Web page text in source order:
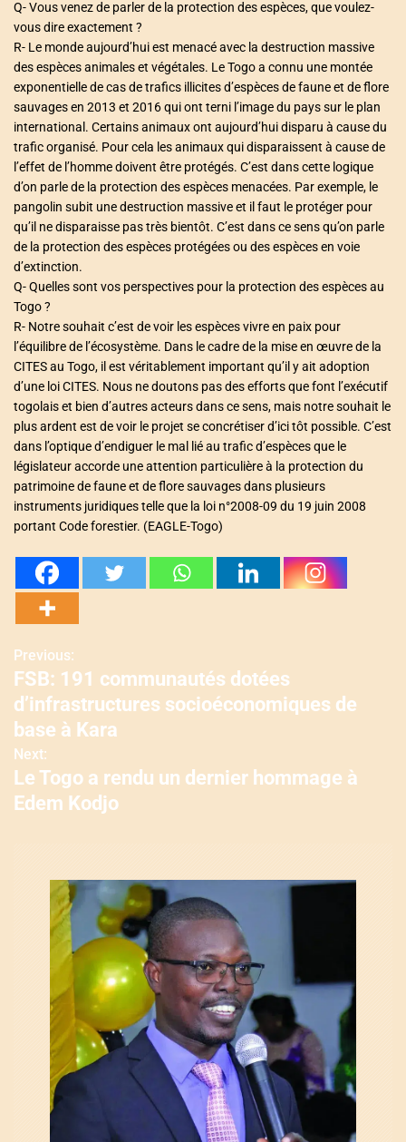
Q- Vous venez de parler de la protection des espèces, que voulez-
vous dire exactement ?
R- Le monde aujourd’hui est menacé avec la destruction massive
des espèces animales et végétales. Le Togo a connu une montée
exponentielle de cas de trafics illicites d’espèces de faune et de flore
sauvages en 2013 et 2016 qui ont terni l’image du pays sur le plan
international. Certains animaux ont aujourd’hui disparu à cause du
trafic organisé. Pour cela les animaux qui disparaissent à cause de
l’effet de l’homme doivent être protégés. C’est dans cette logique
d’on parle de la protection des espèces menacées. Par exemple, le
pangolin subit une destruction massive et il faut le protéger pour
qu’il ne disparaisse pas très bientôt. C’est dans ce sens qu’on parle
de la protection des espèces protégées ou des espèces en voie
d’extinction.
Q- Quelles sont vos perspectives pour la protection des espèces au
Togo ?
R- Notre souhait c’est de voir les espèces vivre en paix pour
l’équilibre de l’écosystème. Dans le cadre de la mise en œuvre de la
CITES au Togo, il est véritablement important qu’il y ait adoption
d’une loi CITES. Nous ne doutons pas des efforts que font l’exécutif
togolais et bien d’autres acteurs dans ce sens, mais notre souhait le
plus ardent est de voir le projet se concrétiser d’ici tôt possible. C’est
dans l’optique d’endiguer le mal lié au trafic d’espèces que le
législateur accorde une attention particulière à la protection du
patrimoine de faune et de flore sauvages dans plusieurs
instruments juridiques telle que la loi n°2008-09 du 19 juin 2008
portant Code forestier. (EAGLE-Togo)
N
a
v
i
g
Previous:
FSB: 191 communautés dotées
d’infrastructures socioéconomiques de
base à Kara
Next:
Le Togo a rendu un dernier hommage à
Edem Kodjo